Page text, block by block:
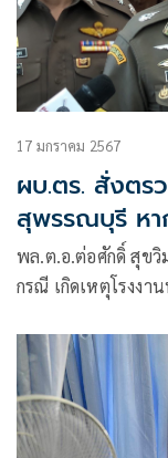
17 มกราคม 2567
ผบ.ตร. สั่งตร
สุพรรณบุรี หา
พล.ต.อ.ต่อศักดิ์ สุขวิ
กรณี เกิดเหตุโรงงา
แล้วประมาณ 20 ศพ
เศรษฐา ทวีสิน นายก